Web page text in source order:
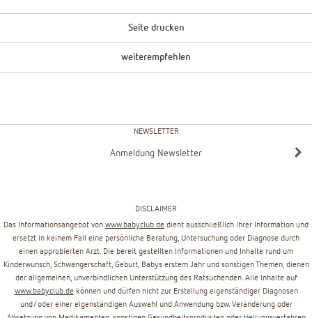
Seite drucken
weiterempfehlen
NEWSLETTER
Anmeldung Newsletter
DISCLAIMER
Das Informationsangebot von www.babyclub.de dient ausschließlich Ihrer Information und
ersetzt in keinem Fall eine persönliche Beratung, Untersuchung oder Diagnose durch
einen approbierten Arzt. Die bereit gestellten Informationen und Inhalte rund um
Kinderwunsch, Schwangerschaft, Geburt, Babys erstem Jahr und sonstigen Themen, dienen
der allgemeinen, unverbindlichen Unterstützung des Ratsuchenden. Alle Inhalte auf
www.babyclub.de können und dürfen nicht zur Erstellung eigenständiger Diagnosen
und/oder einer eigenständigen Auswahl und Anwendung bzw. Veränderung oder